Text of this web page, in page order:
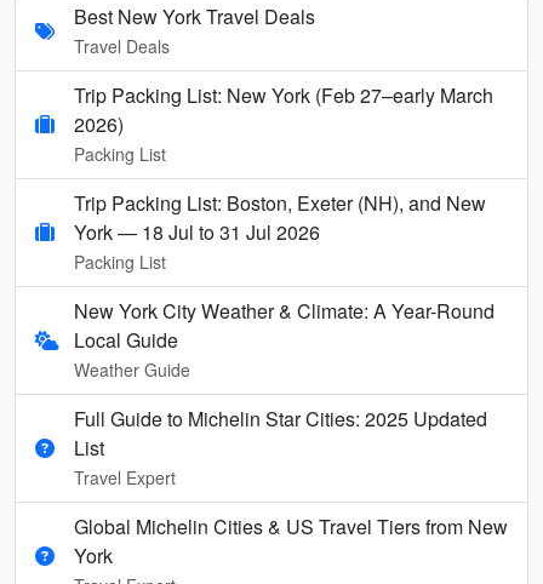
Best New York Travel Deals
Travel Deals
Trip Packing List: New York (Feb 27–early March
2026)
Packing List
Trip Packing List: Boston, Exeter (NH), and New
York — 18 Jul to 31 Jul 2026
Packing List
New York City Weather & Climate: A Year-Round
Local Guide
Weather Guide
Full Guide to Michelin Star Cities: 2025 Updated
List
Travel Expert
Global Michelin Cities & US Travel Tiers from New
York